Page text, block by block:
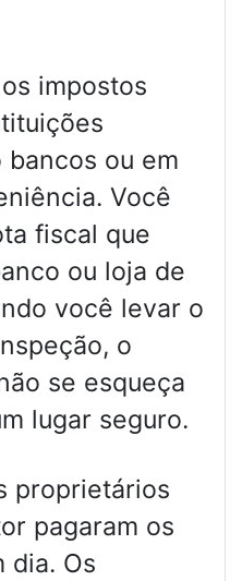
impostos
ou em
Você
fiscal que
ou loja de
você levar o
o
se esqueça
lugar seguro.
proprietários
pagaram os
dia. Os